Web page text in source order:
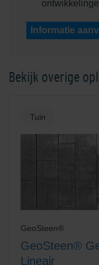
Kobalt
Informatie
Bekijk overige
Tuin
GeoSteen®
GeoSteen®
Lineair